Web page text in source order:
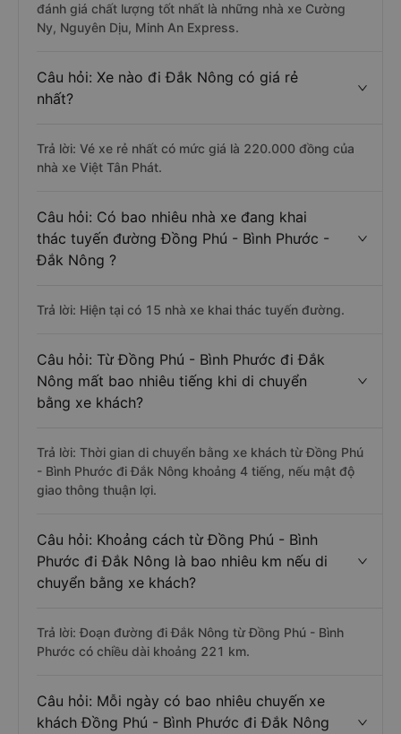
đánh giá chất lượng tốt nhất là những nhà xe Cường
Ny, Nguyên Dịu, Minh An Express.
Câu hỏi: Xe nào đi Đắk Nông có giá rẻ
nhất?
Trả lời: Vé xe rẻ nhất có mức giá là 220.000 đồng của
nhà xe Việt Tân Phát.
Câu hỏi: Có bao nhiêu nhà xe đang khai
thác tuyến đường Đồng Phú - Bình Phước -
Đắk Nông ?
Trả lời: Hiện tại có 15 nhà xe khai thác tuyến đường.
Câu hỏi: Từ Đồng Phú - Bình Phước đi Đắk
Nông mất bao nhiêu tiếng khi di chuyển
bằng xe khách?
Trả lời: Thời gian di chuyển bằng xe khách từ Đồng Phú
- Bình Phước đi Đắk Nông khoảng 4 tiếng, nếu mật độ
giao thông thuận lợi.
Câu hỏi: Khoảng cách từ Đồng Phú - Bình
Phước đi Đắk Nông là bao nhiêu km nếu di
chuyển bằng xe khách?
Trả lời: Đoạn đường đi Đắk Nông từ Đồng Phú - Bình
Phước có chiều dài khoảng 221 km.
Câu hỏi: Mỗi ngày có bao nhiêu chuyến xe
khách Đồng Phú - Bình Phước đi Đắk Nông